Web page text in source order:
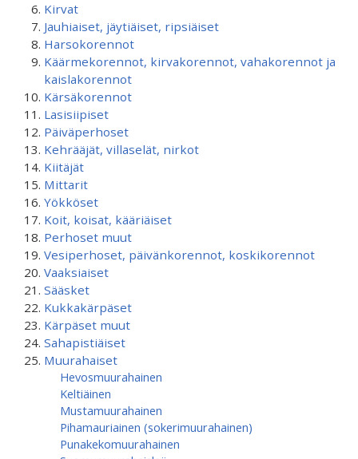
Kirvat
Jauhiaiset, jäytiäiset, ripsiäiset
Harsokorennot
Käärmekorennot, kirvakorennot, vahakorennot ja
kaislakorennot
Kärsäkorennot
Lasisiipiset
Päiväperhoset
Kehrääjät, villaselät, nirkot
Kiitäjät
Mittarit
Yökköset
Koit, koisat, kääriäiset
Perhoset muut
Vesiperhoset, päivänkorennot, koskikorennot
Vaaksiaiset
Sääsket
Kukkakärpäset
Kärpäset muut
Sahapistiäiset
Muurahaiset
Hevosmuurahainen
Keltiäinen
Mustamuurahainen
Pihamauriainen (sokerimuurahainen)
Punakekomuurahainen